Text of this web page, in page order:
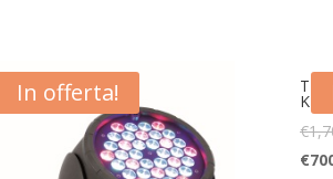
In offerta!
€
€